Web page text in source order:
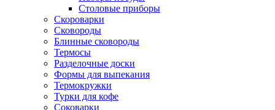
Столовые приборы
Скороварки
Сковороды
Блинные сковороды
Термосы
Разделочные доски
Формы для выпекания
Термокружки
Турки для кофе
Соковарки